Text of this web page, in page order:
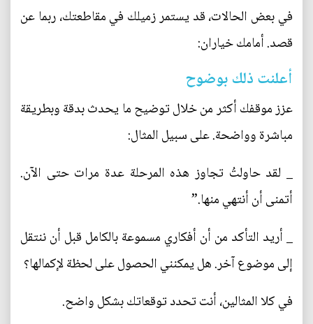
في بعض الحالات، قد يستمر زميلك في مقاطعتك، ربما عن
قصد. أمامك خياران:
أعلنت ذلك بوضوح
عزز موقفك أكثر من خلال توضيح ما يحدث بدقة وبطريقة
مباشرة وواضحة. على سبيل المثال:
_ لقد حاولتُ تجاوز هذه المرحلة عدة مرات حتى الآن.
أتمنى أن أنتهي منها.”
_ أريد التأكد من أن أفكاري مسموعة بالكامل قبل أن ننتقل
إلى موضوع آخر. هل يمكنني الحصول على لحظة لإكمالها؟
في كلا المثالين، أنت تحدد توقعاتك بشكل واضح.